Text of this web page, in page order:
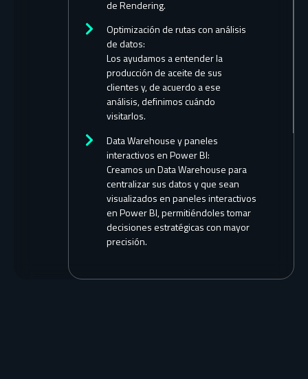
de Rendering.
Optimización de rutas con análisis
de datos:
Los ayudamos a entender la
producción de aceite de sus
clientes y, de acuerdo a ese
análisis, definimos cuándo
visitarlos.
Data Warehouse y paneles
interactivos en Power BI:
Creamos un Data Warehouse para
centralizar sus datos y que sean
visualizados en paneles interactivos
en Power BI, permitiéndoles tomar
decisiones estratégicas con mayor
precisión.